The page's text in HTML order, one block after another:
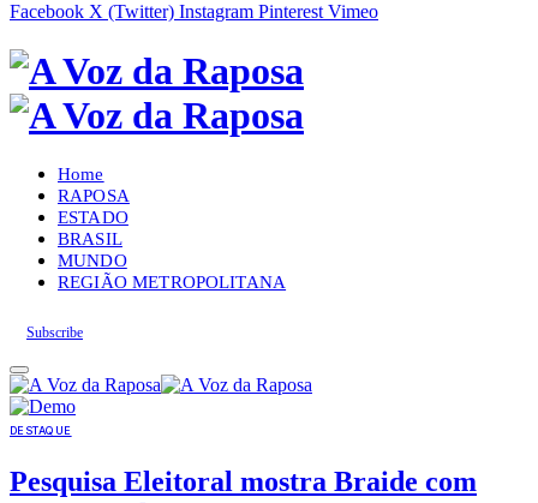
Facebook X (Twitter) Instagram Pinterest Vimeo
Home
RAPOSA
ESTADO
BRASIL
MUNDO
REGIÃO METROPOLITANA
Subscribe
DESTAQUE
Pesquisa Eleitoral mostra Braide com